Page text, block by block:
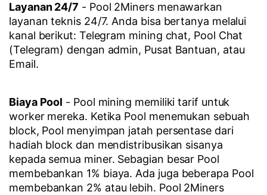
Layanan 24/7 - Pool 2Miners menawarkan
layanan teknis 24/7. Anda bisa bertanya melalui
kanal berikut: Telegram mining chat, Pool Chat
(Telegram) dengan admin, Pusat Bantuan, atau
Email.
Biaya Pool - Pool mining memiliki tarif untuk
worker mereka. Ketika Pool menemukan sebuah
block, Pool menyimpan jatah persentase dari
hadiah block dan mendistribusikan sisanya
kepada semua miner. Sebagian besar Pool
membebankan 1% biaya. Ada juga beberapa Pool
membebankan 2% atau lebih. Pool 2Miners